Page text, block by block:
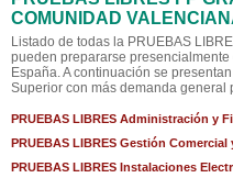
COMUNIDAD
Listado de todas la PRUEBAS
pueden prepararse
España. A continuación se
Superior con más demanda general
PRUEBAS LIBRES Administración y
PRUEBAS LIBRES Gestión Comercial
PRUEBAS LIBRES Instalaciones